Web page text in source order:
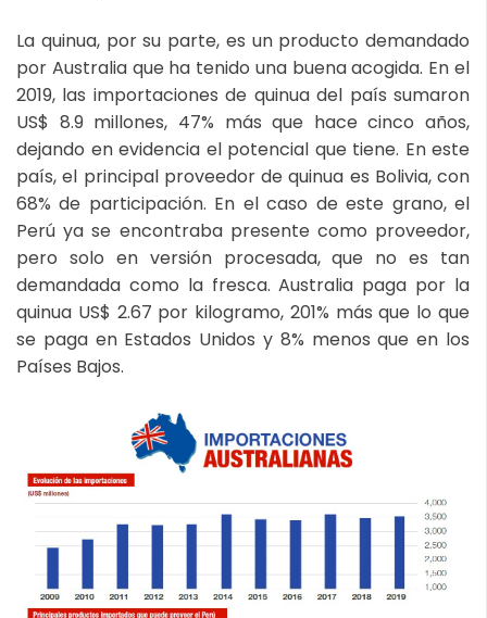
La quinua, por su parte, es un producto demandado
por Australia que ha tenido una buena acogida. En el
2019, las importaciones de quinua del país sumaron
US$ 8.9 millones, 47% más que hace cinco años,
dejando en evidencia el potencial que tiene. En este
país, el principal proveedor de quinua es Bolivia, con
68% de participación. En el caso de este grano, el
Perú ya se encontraba presente como proveedor,
pero solo en versión procesada, que no es tan
demandada como la fresca. Australia paga por la
quinua US$ 2.67 por kilogramo, 201% más que lo que
se paga en Estados Unidos y 8% menos que en los
Países Bajos.